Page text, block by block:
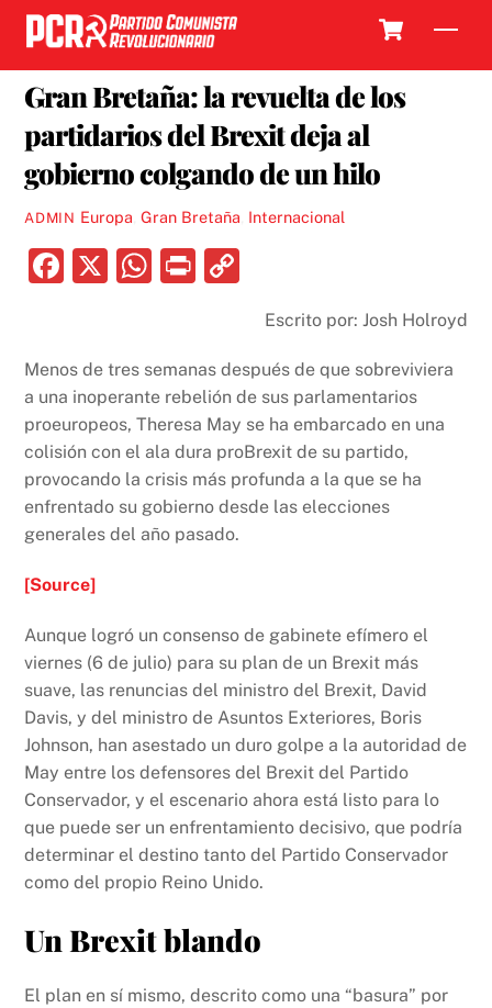
Skip
content
Gran Bretaña: la revuelta de los
partidarios del Brexit deja al
gobierno colgando de un hilo
ADMIN Europa Gran Bretaña Internacional
F
e
b
o
o
k
X
W
s
A
p
p
P
y
Li
n
k
Escrito por: Josh Holroyd
Menos de tres semanas después de que sobreviviera
a una inoperante rebelión de sus parlamentarios
proeuropeos, Theresa May se ha embarcado en una
colisión con el ala dura proBrexit de su partido,
provocando la crisis más profunda a la que se ha
enfrentado su gobierno desde las elecciones
generales del año pasado.
[Source]
Aunque logró un consenso de gabinete efímero el
viernes (6 de julio) para su plan de un Brexit más
suave, las renuncias del ministro del Brexit, David
Davis, y del ministro de Asuntos Exteriores, Boris
Johnson, han asestado un duro golpe a la autoridad de
May entre los defensores del Brexit del Partido
Conservador, y el escenario ahora está listo para lo
que puede ser un enfrentamiento decisivo, que podría
determinar el destino tanto del Partido Conservador
como del propio Reino Unido.
Un Brexit blando
El plan en sí mismo, descrito como una “basura” por